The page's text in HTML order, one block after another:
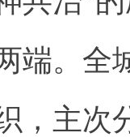
端。全
，主次